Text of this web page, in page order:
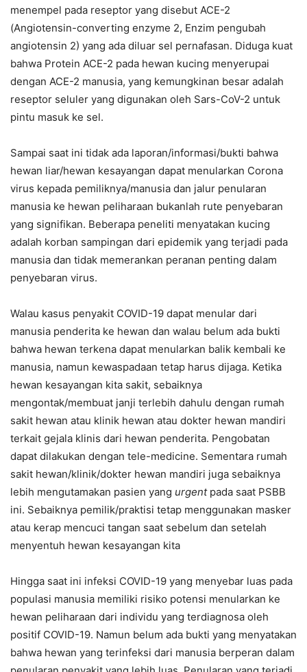
menempel pada reseptor yang disebut ACE-2
(Angiotensin-converting enzyme 2, Enzim pengubah
angiotensin 2) yang ada diluar sel pernafasan. Diduga kuat
bahwa Protein ACE-2 pada hewan kucing menyerupai
dengan ACE-2 manusia, yang kemungkinan besar adalah
reseptor seluler yang digunakan oleh Sars-CoV-2 untuk
pintu masuk ke sel.
Sampai saat ini tidak ada laporan/informasi/bukti bahwa
hewan liar/hewan kesayangan dapat menularkan Corona
virus kepada pemiliknya/manusia dan jalur penularan
manusia ke hewan peliharaan bukanlah rute penyebaran
yang signifikan. Beberapa peneliti menyatakan kucing
adalah korban sampingan dari epidemik yang terjadi pada
manusia dan tidak memerankan peranan penting dalam
penyebaran virus.
Walau kasus penyakit COVID-19 dapat menular dari
manusia penderita ke hewan dan walau belum ada bukti
bahwa hewan terkena dapat menularkan balik kembali ke
manusia, namun kewaspadaan tetap harus dijaga. Ketika
hewan kesayangan kita sakit, sebaiknya
mengontak/membuat janji terlebih dahulu dengan rumah
sakit hewan atau klinik hewan atau dokter hewan mandiri
terkait gejala klinis dari hewan penderita. Pengobatan
dapat dilakukan dengan tele-medicine. Sementara rumah
sakit hewan/klinik/dokter hewan mandiri juga sebaiknya
lebih mengutamakan pasien yang urgentpada saat PSBB
ini. Sebaiknya pemilik/praktisi tetap menggunakan masker
atau kerap mencuci tangan saat sebelum dan setelah
menyentuh hewan kesayangan kita
Hingga saat ini infeksi COVID-19 yang menyebar luas pada
populasi manusia memiliki risiko potensi menularkan ke
hewan peliharaan dari individu yang terdiagnosa oleh
positif COVID-19. Namun belum ada bukti yang menyatakan
bahwa hewan yang terinfeksi dari manusia berperan dalam